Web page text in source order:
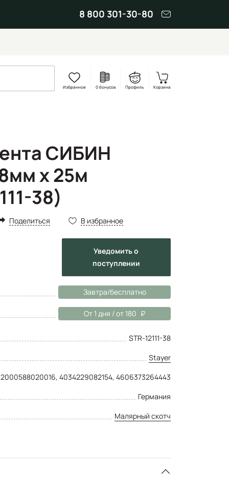
8 800 301-30-80
Избранное 0 бонусов Профиль Корзина
СИБИН
х 25м
38)
Поделиться В избранное
Уведомитьо
поступлении
Завтра/бесплатно
От 1 дня / от 180
STR-12111-38
Stayer
2000588020016, 4034229082154, 4606373264443
Германия
Малярный скотч